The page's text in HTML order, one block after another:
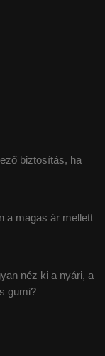
biztosítás, ha
a magas ár mellett
néz ki a nyári, a
gumi?